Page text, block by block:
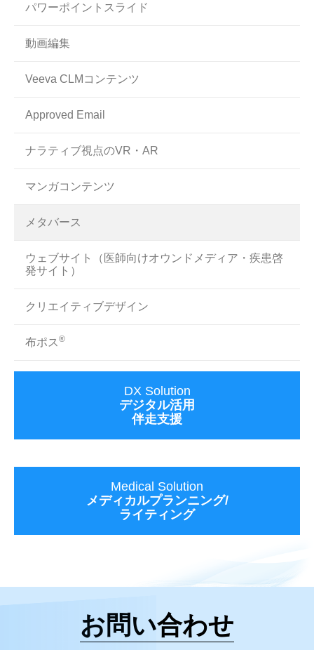
パワーポイントスライド
動画編集
Veeva CLMコンテンツ
Approved Email
ナラティブ視点のVR・AR
マンガコンテンツ
メタバース
ウェブサイト（医師向けオウンドメディア・疾患啓
発サイト）
クリエイティブデザイン
布ポス ®
DX Solution
デジタル活用
伴走支援
Medical Solution
メディカルプランニング/
ライティング
お問い合わせ